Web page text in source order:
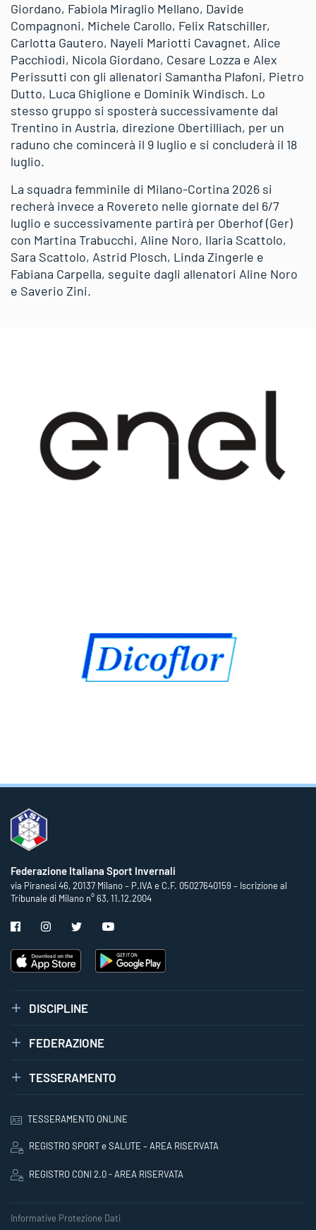
Giordano, Fabiola Miraglio Mellano, Davide
Compagnoni, Michele Carollo, Felix Ratschiller,
Carlotta Gautero, Nayeli Mariotti Cavagnet, Alice
Pacchiodi, Nicola Giordano, Cesare Lozza e Alex
Perissutti con gli allenatori Samantha Plafoni, Pietro
Dutto, Luca Ghiglione e Dominik Windisch. Lo
stesso gruppo si sposterà successivamente dal
Trentino in Austria, direzione Obertilliach, per un
raduno che comincerà il 9 luglio e si concluderà il 18
luglio.
La squadra femminile di Milano-Cortina 2026 si
recherà invece a Rovereto nelle giornate del 6/7
luglio e successivamente partirà per Oberhof (Ger)
con Martina Trabucchi, Aline Noro, Ilaria Scattolo,
Sara Scattolo, Astrid Plosch, Linda Zingerle e
Fabiana Carpella, seguite dagli allenatori Aline Noro
e Saverio Zini.
Federazione Italiana Sport Invernali
via Piranesi 46, 20137 Milano – P.IVA e C.F. 05027640159 – Iscrizione al
Tribunale di Milano n° 63, 11.12.2004
DISCIPLINE
FEDERAZIONE
TESSERAMENTO
TESSERAMENTO ONLINE
REGISTRO SPORT e SALUTE – AREA RISERVATA
REGISTRO CONI 2.0 - AREA RISERVATA
Informative Protezione Dati